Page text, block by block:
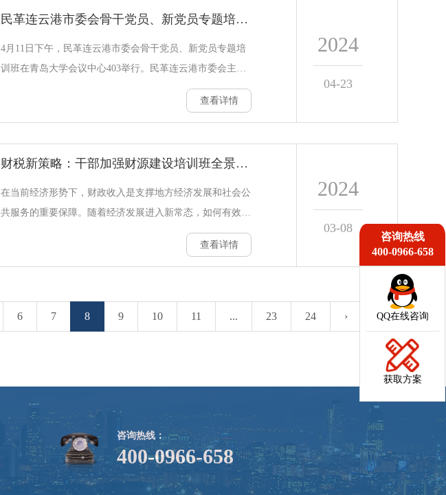
发展各个领域为南山区人民法院的发展架好桥梁，当好助
手。马文权作开班动员讲话，他表示，希望各位学员珍惜学
习机会，主动参与课程，结合工作中的痛点、难点和堵点问
民革连云港市委会骨干党员、新党员专题培训班开班
4月11日下午，民革连云港市委会骨干党员、新党员专题培
训班在青岛大学会议中心403举行。民革连云港市委会主委
马强、民革连云港市委会副主委，江苏海洋大学江苏省海洋
药用资源开发工程研究中心副主任刘玮炜，青岛大学党委副
长宋立峰主持。肖江南对民革连云港市委会骨干党员、新党
员表示欢迎，他介绍了青岛大学的办学理念和特色优势。他
表示，学校将充分发挥专业优势，针对学员培训需求和目
查看详情
2024
04-23
财税新策略：干部加强财源建设培训班全景解读
在当前经济形势下，财政收入是支撑地方经济发展和社会公
共服务的重要保障。随着经济发展进入新常态，如何有效加
强财源建设，提高财政收入质量和效益，成为了各级财税系
统干部面临的重要课题。针对这一挑战，&quot;财税系统干
班的重要性、培训内容及预期效果，为财税干部提供全面的
参考信息。财税培训班的重要性随着财政体制改革的不断深
查看详情
2024
03-08
6 7 8 9 10 11 ... 23 24 ›
咨询热线：
400-0966-658
咨询热线
400-0966-658
QQ在线咨询
获取方案